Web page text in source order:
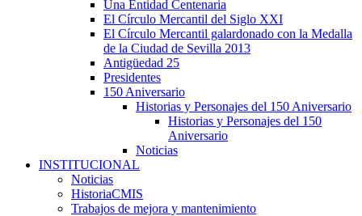
Una Entidad Centenaria
El Círculo Mercantil del Siglo XXI
El Círculo Mercantil galardonado con la Medalla
de la Ciudad de Sevilla 2013
Antigüedad 25
Presidentes
150 Aniversario
Historias y Personajes del 150 Aniversario
Historias y Personajes del 150
Aniversario
Noticias
INSTITUCIONAL
Noticias
HistoriaCMIS
Trabajos de mejora y mantenimiento